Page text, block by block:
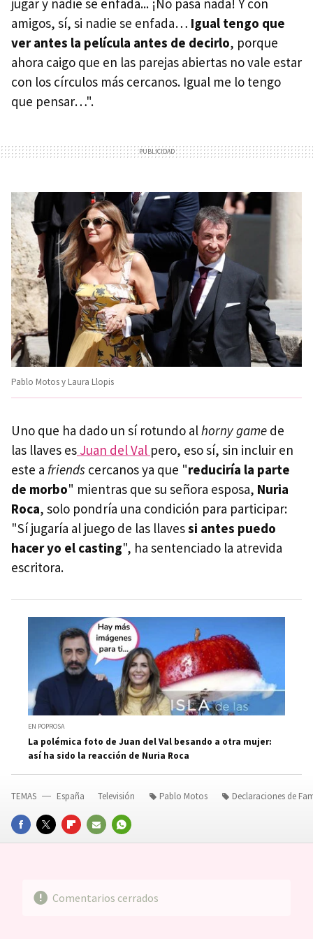
jugar y nadie se enfada... ¡No pasa nada! Y con
amigos, sí, si nadie se enfada… Igual tengo que
ver antes la película antes de decirlo, porque
ahora caigo que en las parejas abiertas no vale estar
con los círculos más cercanos. Igual me lo tengo
que pensar…".
Pablo Motos y Laura Llopis
Uno que ha dado un sí rotundo alhorny game de
las llaves es Juan del Val pero, eso sí, sin incluir en
este a friends cercanos ya que "reduciría la parte
de morbo" mientras que su señora esposa, Nuria
Roca, solo pondría una condición para participar:
"Sí jugaría al juego de las llavessi antes puedo
hacer yo el casting", ha sentenciado la atrevida
escritora.
EN POPROSA
La polémica foto de Juan del Val besando a otra mujer:
así ha sido la reacción de Nuria Roca
FACEBOOKTWITTERFLIPBOARD
E-
WHATSAPP
TEMAS España Televisión Pablo Motos Declaraciones de
Comentarios cerrados